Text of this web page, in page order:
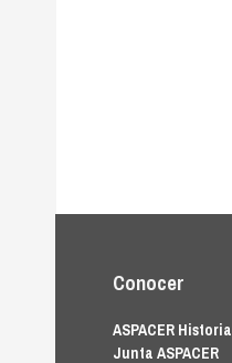
Conocer
ASPACER Historia
Junta ASPACER